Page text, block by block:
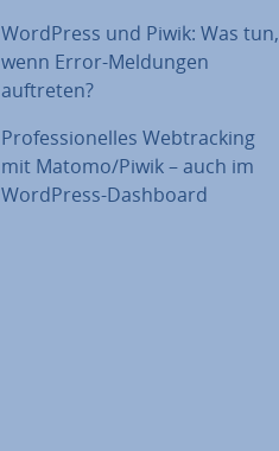
WordPress und Piwik: Was tun,
wenn Error-Meldungen
auftreten?
Pro­fes­sio­nel­les Web­track­ing
mit Matomo/Piwik – auch im
WordPress-Dashboard